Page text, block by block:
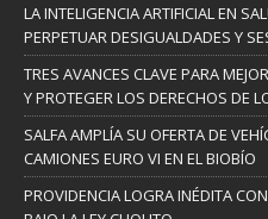
LA INTELIGENCIA ARTIFICIAL EN
PERPETUAR DESIGUALDADES Y
TRES AVANCES CLAVE PARA
Y PROTEGER LOS DERECHOS DE
SALFA AMPLÍA SU OFERTA DE
CAMIONES EURO VI EN EL BIOBÍO
PROVIDENCIA LOGRA INÉDITA